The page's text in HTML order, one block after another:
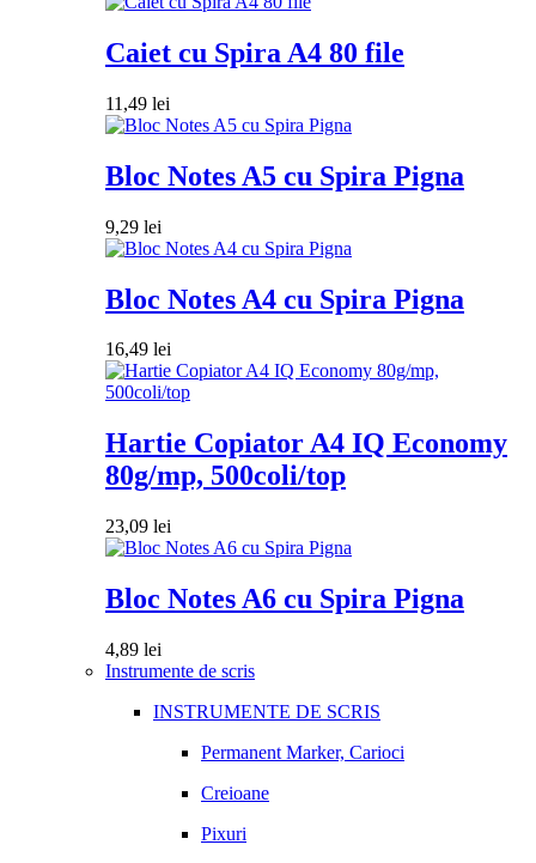
Caiet cu Spira A4 80 file
11,49 lei
Bloc Notes A5 cu Spira Pigna
9,29 lei
Bloc Notes A4 cu Spira Pigna
16,49 lei
Hartie Copiator A4 IQ Economy
80g/mp, 500coli/top
23,09 lei
Bloc Notes A6 cu Spira Pigna
4,89 lei
Instrumente de scris
INSTRUMENTE DE SCRIS
Permanent Marker, Carioci
Creioane
Pixuri